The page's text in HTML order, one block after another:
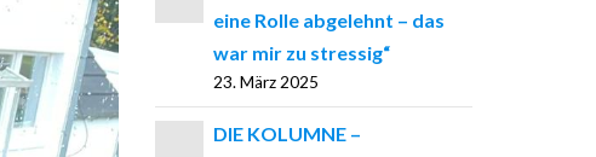
eine Rolle abgelehnt – das
war mir zu stressig“
23. März 2025
DIE KOLUMNE –